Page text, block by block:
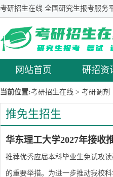
考研招生在线 全国研究生报考服务
网站首页 研招资
当前位置:考研招生在线 > 考研调剂
推免生招生
华东理工大学2027年接收
推荐优秀应届本科毕业生免试攻
的重要举措。为进一步推动我校